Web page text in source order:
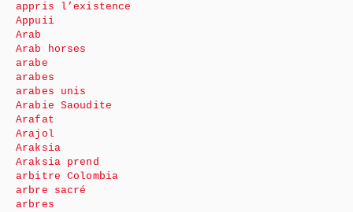
appris l’existence
Appuii
Arab
Arab horses
arabe
arabes
arabes unis
Arabie Saoudite
Arafat
Arajol
Araksia
Araksia prend
arbitre Colombia
arbre sacré
arbres